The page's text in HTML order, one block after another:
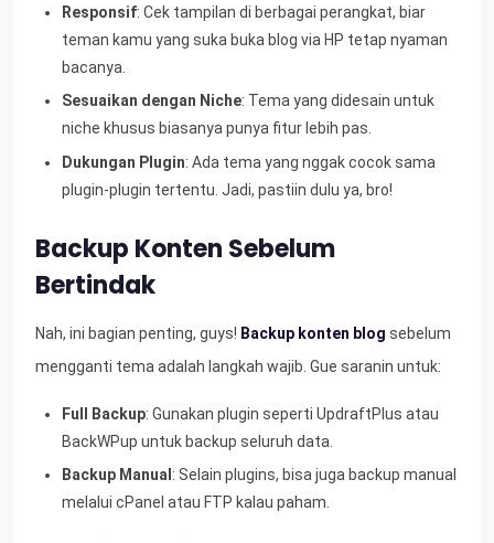
Responsif: Cek tampilan di berbagai perangkat, biar
teman kamu yang suka buka blog via HP tetap nyaman
bacanya.
Sesuaikan dengan Niche: Tema yang didesain untuk
niche khusus biasanya punya fitur lebih pas.
Dukungan Plugin: Ada tema yang nggak cocok sama
plugin-plugin tertentu. Jadi, pastiin dulu ya, bro!
Backup Konten Sebelum
Bertindak
Nah, ini bagian penting, guys! Backup konten blog sebelum
mengganti tema adalah langkah wajib. Gue saranin untuk:
Full Backup: Gunakan plugin seperti UpdraftPlus atau
BackWPup untuk backup seluruh data.
Backup Manual : Selain plugins, bisa juga backup manual
melalui cPanel atau FTP kalau paham.